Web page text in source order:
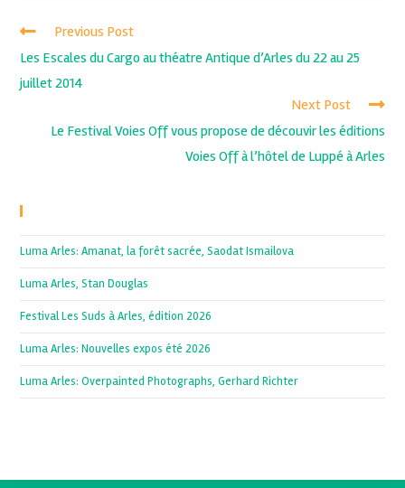
Previous Post
Les Escales du Cargo au théatre Antique d’Arles du 22 au 25
juillet 2014
Next Post
Le Festival Voies Off vous propose de découvir les éditions
Voies Off à l’hôtel de Luppé à Arles
Luma Arles: Amanat, la forêt sacrée, Saodat Ismailova
Luma Arles, Stan Douglas
Festival Les Suds à Arles, édition 2026
Luma Arles: Nouvelles expos été 2026
Luma Arles: Overpainted Photographs, Gerhard Richter